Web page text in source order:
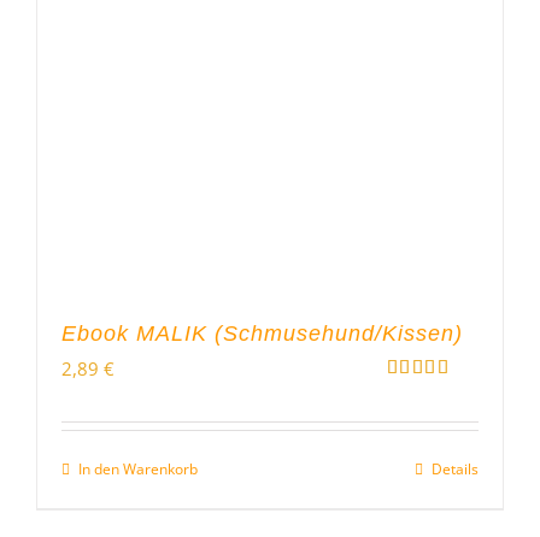
Ebook MALIK (Schmusehund/Kissen)
von 5
2,89 €
In den Warenkorb Details